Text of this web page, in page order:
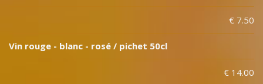
€ 7.50
Vin rouge - blanc - rosé / pichet 50cl
€ 14.00